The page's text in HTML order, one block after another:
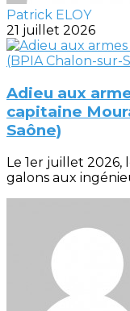
Patrick ELOY
21 juillet 2026
Adieu aux
capitaine
Saône)
Le 1er juillet 2026,
galons aux